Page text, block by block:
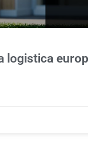
logistica